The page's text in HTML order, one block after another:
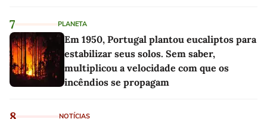
7 PLANETA
Em 1950, Portugal plantou eucaliptos para
estabilizar seus solos. Sem saber,
multiplicou a velocidade com que os
incêndios se propagam
NOTÍCIAS